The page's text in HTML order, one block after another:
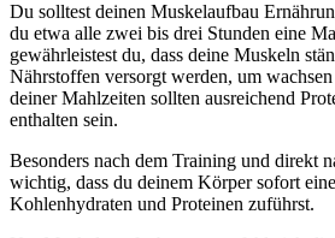
Du solltest deinen Muskelaufbau
du etwa alle zwei bis drei Stunden eine
gewährleistest du, dass deine Muskeln
Nährstoffen versorgt werden, um
deiner Mahlzeiten sollten ausreichend
enthalten sein.
Besonders nach dem Training und direkt
wichtig, dass du deinem Körper sofort
Kohlenhydraten und Proteinen zuführst.